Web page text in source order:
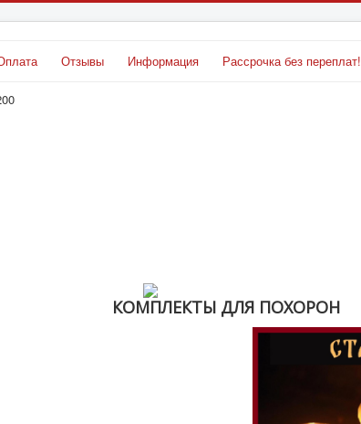
Отзывы Информация Рассрочка без переплат!
ᅠ ᅠ ᅠ ᅠ КОМПЛЕКТЫ ДЛЯ ПОХОРОН